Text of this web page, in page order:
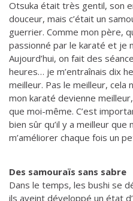
Otsuka était très gentil, son
douceur, mais c’était un
guerrier. Comme mon père,
passionné par le karaté et je
Aujourd’hui, on fait des
heures… je m’entraînais dix
meilleur. Pas le meilleur, cela
mon karaté devienne
que moi-même. C’est
bien sûr qu’il y a meilleur que
m’améliorer chaque fois un
Des samouraïs sans sabre
Dans le temps, les bushi se
ils aveint développé un état